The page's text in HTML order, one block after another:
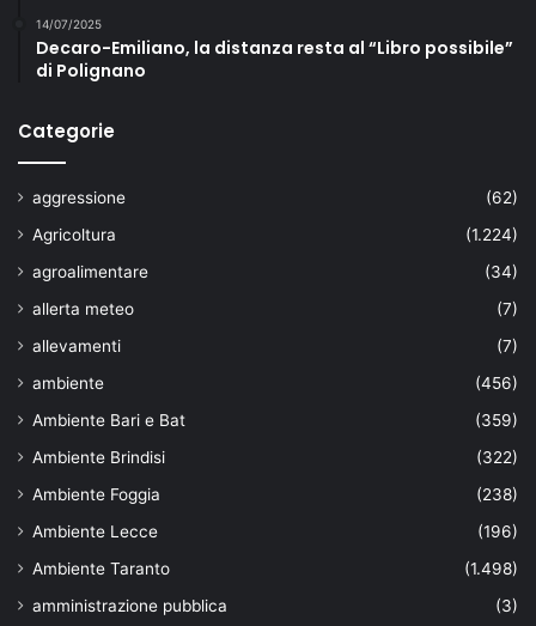
14/07/2025
Decaro-Emiliano, la distanza resta al “Libro possibile”
di Polignano
Categorie
aggressione
(62)
Agricoltura
(1.224)
agroalimentare
(34)
allerta meteo
(7)
allevamenti
(7)
ambiente
(456)
Ambiente Bari e Bat
(359)
Ambiente Brindisi
(322)
Ambiente Foggia
(238)
Ambiente Lecce
(196)
Ambiente Taranto
(1.498)
amministrazione pubblica
(3)